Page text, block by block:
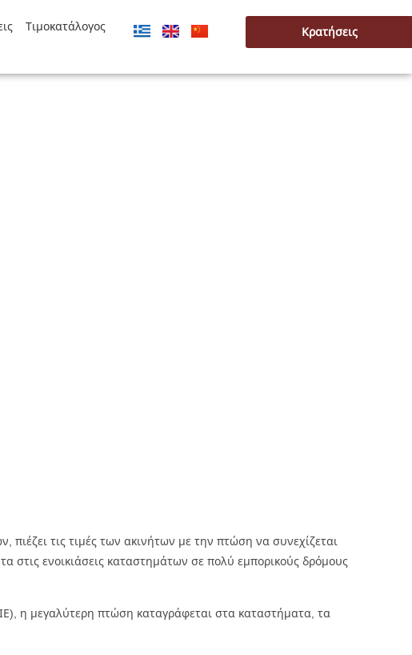
Τιμοκατάλογος
Κρατήσεις
τις τιμές των ακινήτων με την πτώση να συνεχίζεται
στις ενοικιάσεις καταστημάτων σε πολύ εμπορικούς δρόμους
η μεγαλύτερη πτώση καταγράφεται στα καταστήματα, τα